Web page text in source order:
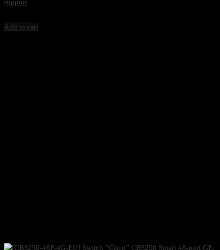
support
Add to cart